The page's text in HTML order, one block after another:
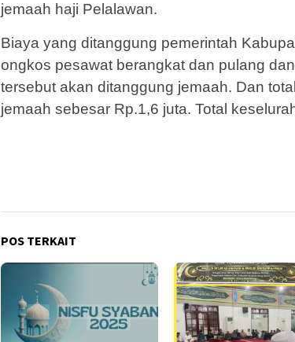
jemaah haji Pelalawan.
Biaya yang ditanggung pemerintah
ongkos pesawat berangkat dan pulang
tersebut akan ditanggung jemaah. Dan
jemaah sebesar Rp.1,6 juta. Total
POS TERKAIT